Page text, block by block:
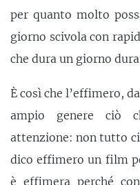
per quanto molto
giorno scivola con
che dura un giorno
È così che l’effimero,
ampio genere ciò
attenzione: non tutto
dico effimero un film
è effimera perché